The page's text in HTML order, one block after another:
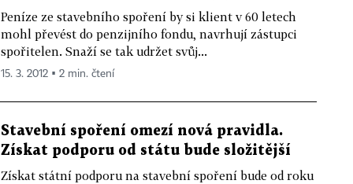
Peníze ze stavebního spoření by si klient v 60 letech
mohl převést do penzijního fondu, navrhují zástupci
spořitelen. Snaží se tak udržet svůj...
15. 3. 2012 ▪ 2 min. čtení
Stavební spoření omezí nová pravidla.
Získat podporu od státu bude složitější
Získat státní podporu na stavební spoření bude od roku